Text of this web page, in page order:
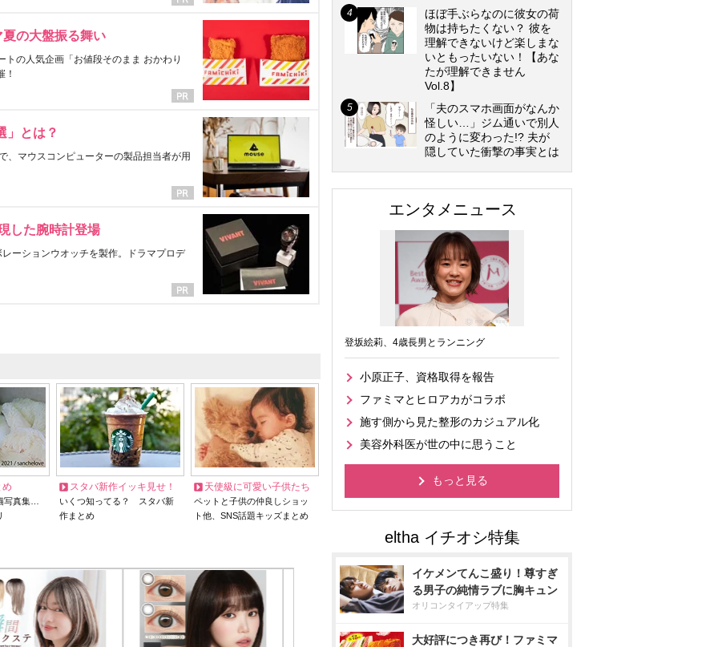
の大盤振る舞い
の人気企画「お値段そのまま おかわり
！
」とは？
、マウスコンピューターの製品担当者が用
した腕時計登場
ーションウオッチを製作。ドラマプロデ
め
写真集…
スタバ新作イッキ見せ！
いくつ知ってる？ スタバ新
作まとめ
天使級に可愛い子供たち
ペットと子供の仲良しショッ
ト他、SNS話題キッズまとめ
ほぼ手ぶらなのに彼女の荷
物は持ちたくない？ 彼を
理解できないけど楽しまな
いともったいない！【あな
たが理解できません
Vol.8】
「夫のスマホ画面がなんか
怪しい…」ジム通いで別人
のように変わった!? 夫が
隠していた衝撃の事実とは
エンタメニュース
登坂絵莉、4歳長男とランニング
小原正子、資格取得を報告
ファミマとヒロアカがコラボ
施す側から見た整形のカジュアル化
美容外科医が世の中に思うこと
もっと見る
イケメンてんこ盛り！尊すぎ
る男子の純情ラブに胸キュン
オリコンタイアップ特集
大好評につき再び！ファミマ